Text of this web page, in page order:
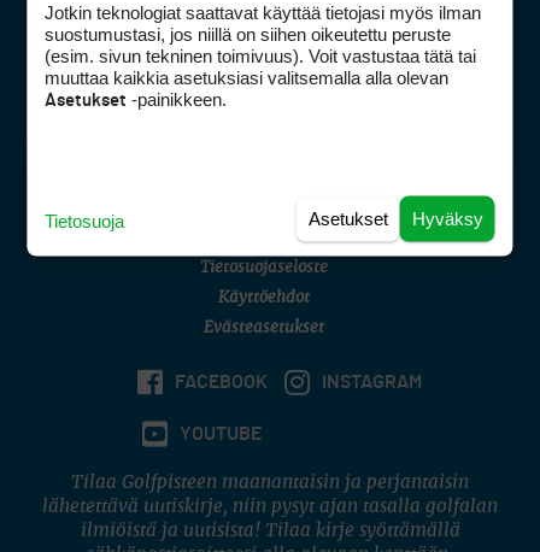
Golfpisteen yhteystiedot
DSA avoimuusraportti
Asiakaspalvelu
(digi) digi@otavamedia.fi
Tietosuojaseloste
Käyttöehdot
Evästeasetukset
FACEBOOK INSTAGRAM
YOUTUBE
Tilaa Golfpisteen maanantaisin ja perjantaisin
lähetettävä uutiskirje, niin pysyt ajan tasalla golfalan
ilmiöistä ja uutisista! Tilaa kirje syöttämällä
Jotkin teknologiat saattavat käyttää tietojasi myös ilman
suostumustasi, jos niillä on siihen oikeutettu peruste
(esim. sivun tekninen toimivuus). Voit vastustaa tätä tai
muuttaa kaikkia asetuksiasi valitsemalla alla olevan
Asetukset -painikkeen.
Hyväksy
Asetukset
Tietosuoja